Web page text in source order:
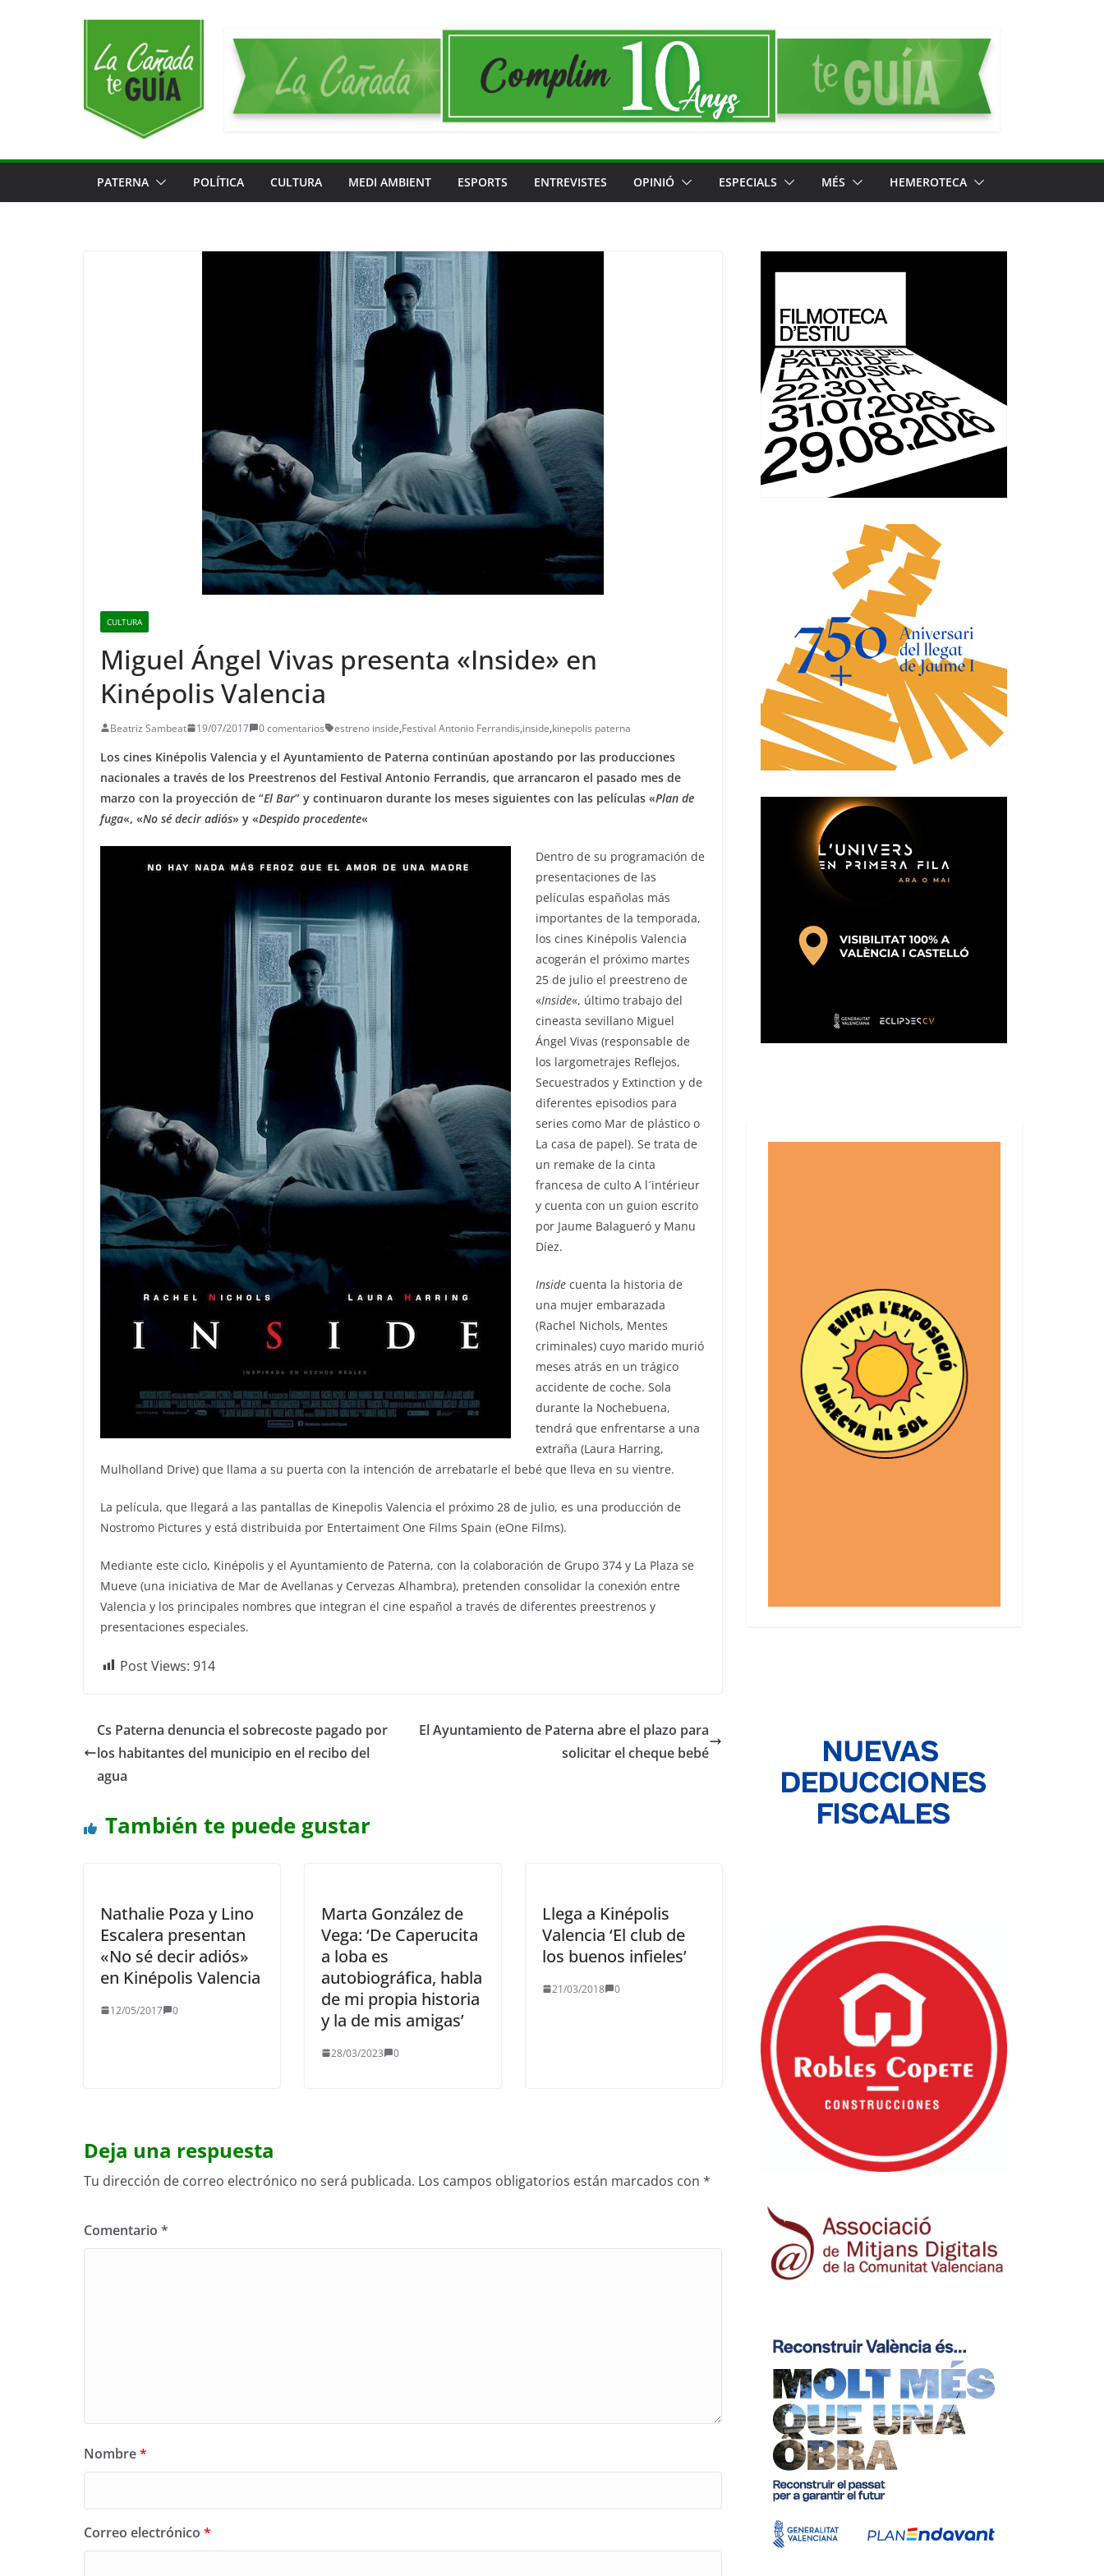
PATERNA POLÍTICA CULTURA MEDI AMBIENT ESPORTS ENTREVISTES OPINIÓ ESPECIALS MÉS HEMEROTECA
CULTURA
Miguel Ángel Vivas presenta «Inside» en
Kinépolis Valencia
Beatriz Sambeat 19/07/2017 0 comentarios estreno inside,Festival Antonio Ferrandis,inside,kinepolis paterna
Los cines Kinépolis Valencia y el Ayuntamiento de Paterna continúan apostando por las producciones
nacionales a través de los Preestrenos del Festival Antonio Ferrandis, que arrancaron el pasado mes de
marzo con la proyección de “El Bar” y continuaron durante los meses siguientes con las películas «Plan de
fuga«, «No sé decir adiós» y «Despido procedente«
Dentro de su programación de
presentaciones de las
películas españolas más
importantes de la temporada,
los cines Kinépolis Valencia
acogerán el próximo martes
25 de julio el preestreno de
«Inside«, último trabajo del
cineasta sevillano Miguel
Ángel Vivas (responsable de
los largometrajes Reflejos,
Secuestrados y Extinction y de
diferentes episodios para
series como Mar de plástico o
La casa de papel). Se trata de
un remake de la cinta
francesa de culto A l´intérieur
y cuenta con un guion escrito
por Jaume Balagueró y Manu
Díez.
Inside cuenta la historia de
una mujer embarazada
(Rachel Nichols, Mentes
criminales) cuyo marido murió
meses atrás en un trágico
accidente de coche. Sola
durante la Nochebuena,
tendrá que enfrentarse a una
extraña (Laura Harring,
Mulholland Drive) que llama a su puerta con la intención de arrebatarle el bebé que lleva en su vientre.
La película, que llegará a las pantallas de Kinepolis Valencia el próximo 28 de julio, es una producción de
Nostromo Pictures y está distribuida por Entertaiment One Films Spain (eOne Films).
Mediante este ciclo, Kinépolis y el Ayuntamiento de Paterna, con la colaboración de Grupo 374 y La Plaza se
Mueve (una iniciativa de Mar de Avellanas y Cervezas Alhambra), pretenden consolidar la conexión entre
Valencia y los principales nombres que integran el cine español a través de diferentes preestrenos y
presentaciones especiales.
Post Views: 914
Cs Paterna denuncia el sobrecoste pagado por
los habitantes del municipio en el recibo del
agua
El Ayuntamiento de Paterna abre el plazo para
solicitar el cheque bebé
También te puede gustar
Nathalie Poza y Lino
Escalera presentan
«No sé decir adiós»
en Kinépolis Valencia
12/05/2017 0
Marta González de
Vega: ‘De Caperucita
a loba es
autobiográfica, habla
de mi propia historia
y la de mis amigas’
28/03/2023 0
Llega a Kinépolis
Valencia ‘El club de
los buenos infieles’
21/03/2018 0
Deja una respuesta
Tu dirección de correo electrónico no será publicada. Los campos obligatorios están marcados con *
Comentario *
Nombre*
Correo electrónico *